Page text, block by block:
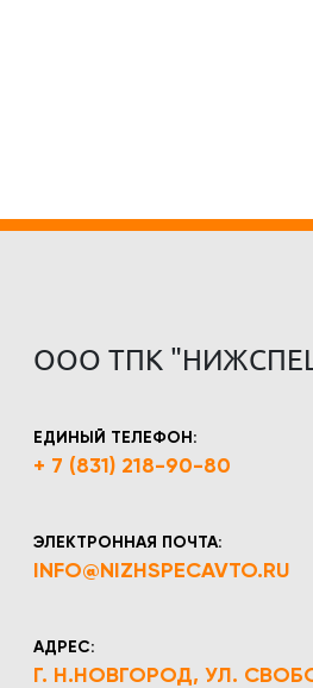
ООО ТПК
ЕДИНЫЙ ТЕЛЕФОН:
+ 7 (831) 218-90-80
ЭЛЕКТРОННАЯ ПОЧТА:
INFO@NIZHSPECAVTO.RU
АДРЕС:
Г. Н.НОВГОРОД, УЛ.